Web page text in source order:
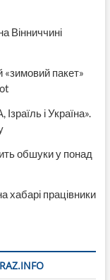
Вінниччині
пакет»
і Україна».
обшуки у понад
хабарі працівники